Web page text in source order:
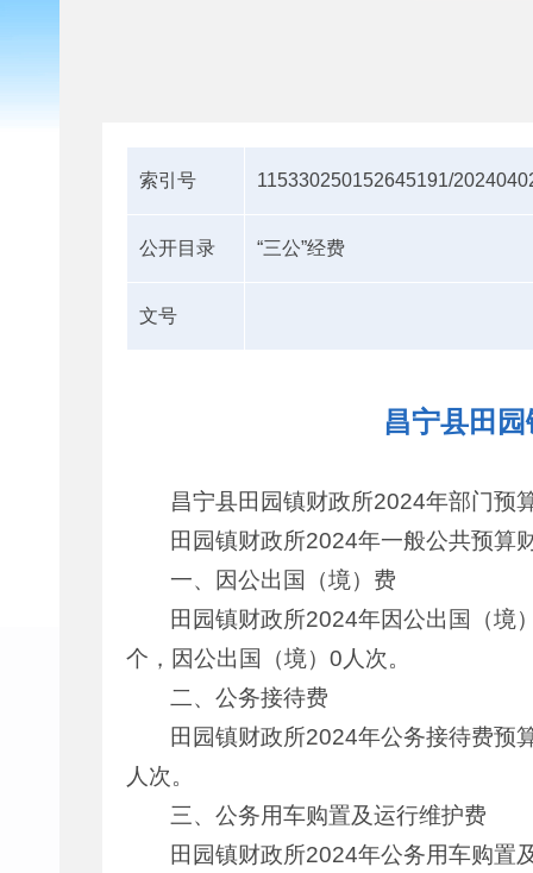
索引号 115330250152645191/
公开目录 “三公”经费
文号
昌宁县田
昌宁县田园镇财政所2024年部门预
田园镇财政所2024年一般公共预算
一、因公出国（境）费
田园镇财政所2024年因公出国（境
个，因公出国（境）0人次。
二、公务接待费
田园镇财政所2024年公务接待费预
人次。
三、公务用车购置及运行维护费
田园镇财政所2024年公务用车购置